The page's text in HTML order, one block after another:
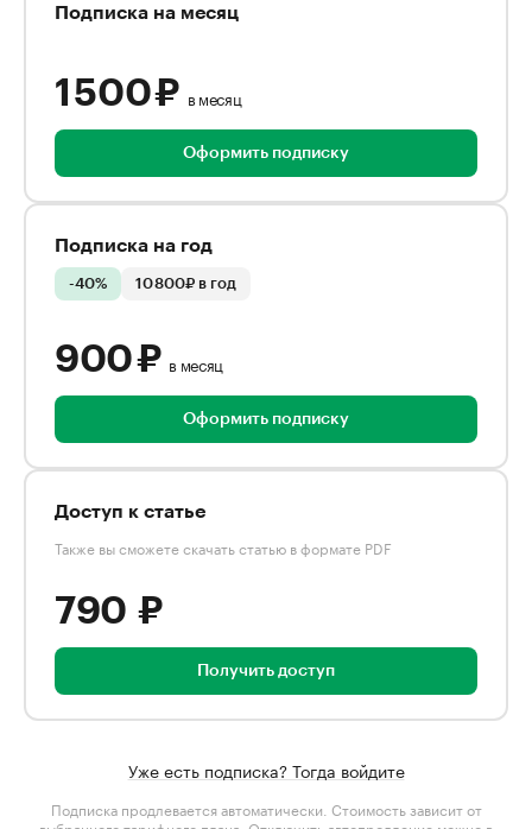
Подписка на месяц
1 500 ₽ в месяц
Оформить подписку
Подписка на год
-40% 10 800₽ в год
900 ₽ в месяц
Оформить подписку
Доступ к статье
Также вы сможете скачать статью в формате PDF
790 ₽
Получить доступ
Уже есть подписка? Тогда войдите
Подписка продлевается автоматически. Стоимость зависит от